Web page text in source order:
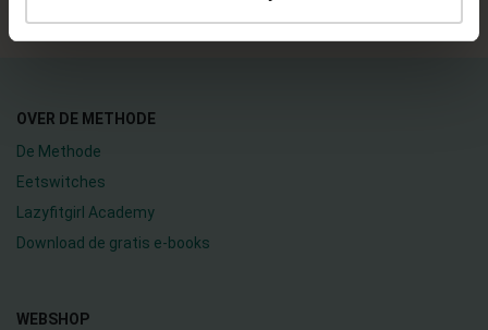
OVER DE METHODE
De Methode
Eetswitches
Lazyfitgirl Academy
Download de gratis e-books
WEBSHOP